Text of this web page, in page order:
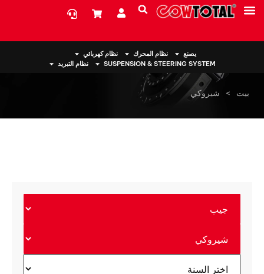
يصنع نظام المحرك
نظام كهربائي
SUSPENSION & STEERING SYSTEM
نظام التبريد
بيت > شيروكي